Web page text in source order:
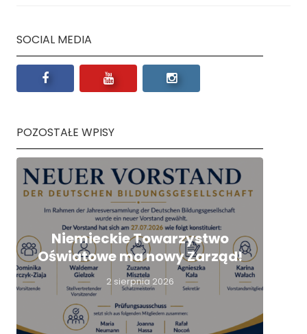
SOCIAL MEDIA
POZOSTAŁE WPISY
Niemieckie Towarzystwo
Oświatowe ma nowy Zarząd!
2 sierpnia 2026